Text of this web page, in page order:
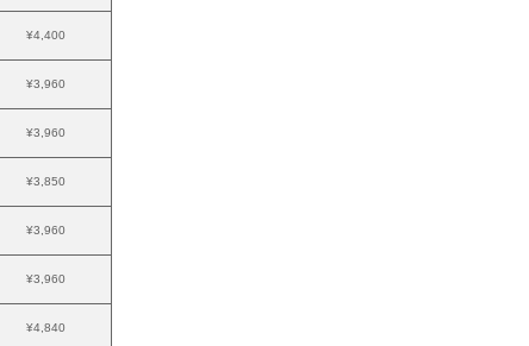
¥4,400
¥3,960
¥3,960
¥3,850
¥3,960
¥3,960
¥4,840